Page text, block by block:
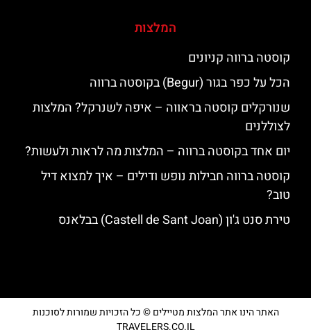
המלצות
קוסטה ברווה קניונים
הכל על כפר בגור (Begur) בקוסטה ברווה
שנורקלים קוסטה בראווה – איפה לשנרקל? המלצות
לצוללנים
יום אחד בקוסטה ברווה – המלצות מה לראות ולעשות?
קוסטה ברווה חבילות נופש ודילים – איך למצוא דיל
טוב?
טירת סנט ג'ון (Castell de Sant Joan) בבלאנס
האתר הינו אתר המלצות מטיילים © כל הזכויות שמורות לסוכנות